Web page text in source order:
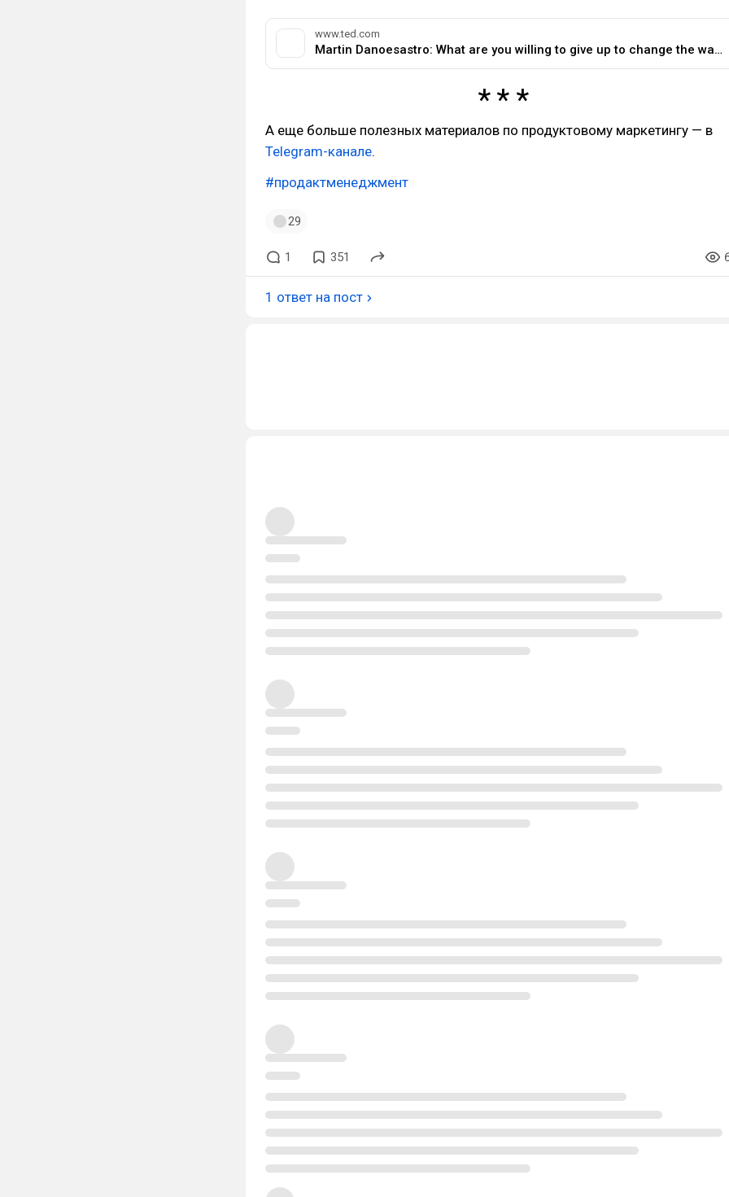
www.ted.com
Martin Danoesastro: What are you willing to give up to change the way we work?
А еще больше полезных материалов по продуктовому маркетингу — в
Telegram-канале.
#продактменеджмент
29
1 351
1 ответ на пост